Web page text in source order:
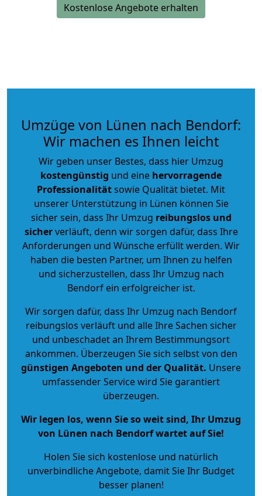
Kostenlose Angebote erhalten
Umzüge von Lünen nach Bendorf:
Wir machen es Ihnen leicht
Wir geben unser Bestes, dass hier Umzug
kostengünstig und eine hervorragende
Professionalitätsowie Qualität bietet. Mit
unserer Unterstützung in Lünen können Sie
sicher sein, dass Ihr Umzug reibungslos und
sicherverläuft, denn wir sorgen dafür, dass Ihre
Anforderungen und Wünsche erfüllt werden. Wir
haben die besten Partner, um Ihnen zu helfen
und sicherzustellen, dass Ihr Umzug nach
Bendorf ein erfolgreicher ist.
Wir sorgen dafür, dass Ihr Umzug nach Bendorf
reibungslos verläuft und alle Ihre Sachen sicher
und unbeschadet an Ihrem Bestimmungsort
ankommen. Überzeugen Sie sich selbst von den
günstigen Angeboten und der Qualität. Unsere
umfassender Service wird Sie garantiert
überzeugen.
Wir legen los, wenn Sie so weit sind, Ihr Umzug
von Lünen nach Bendorf wartet auf Sie!
Holen Sie sich kostenlose und natürlich
unverbindliche Angebote, damit Sie Ihr Budget
besser planen!